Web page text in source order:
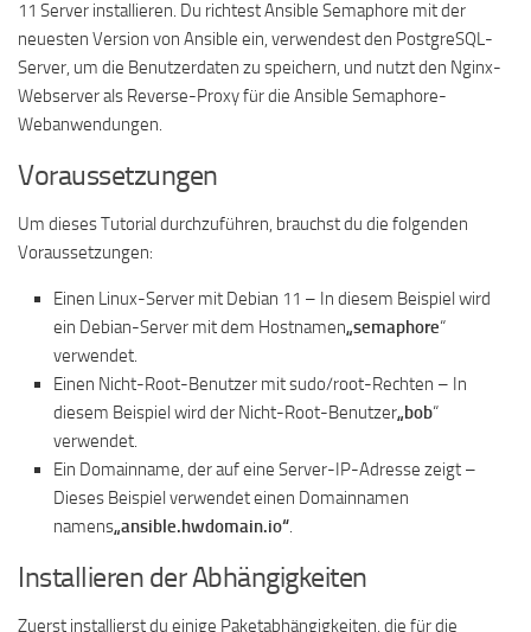
11 Server installieren. Du richtest Ansible Semaphore mit der
neuesten Version von Ansible ein, verwendest den PostgreSQL-
Server, um die Benutzerdaten zu speichern, und nutzt den Nginx-
Webserver als Reverse-Proxy für die Ansible Semaphore-
Webanwendungen.
Voraussetzungen
Um dieses Tutorial durchzuführen, brauchst du die folgenden
Voraussetzungen:
Einen Linux-Server mit Debian 11 – In diesem Beispiel wird
ein Debian-Server mit dem Hostnamen„semaphore“
verwendet.
Einen Nicht-Root-Benutzer mit sudo/root-Rechten – In
diesem Beispiel wird der Nicht-Root-Benutzer„bob“
verwendet.
Ein Domainname, der auf eine Server-IP-Adresse zeigt –
Dieses Beispiel verwendet einen Domainnamen
namens„ansible.hwdomain.io“.
Installieren der Abhängigkeiten
Zuerst installierst du einige Paketabhängigkeiten, die für die